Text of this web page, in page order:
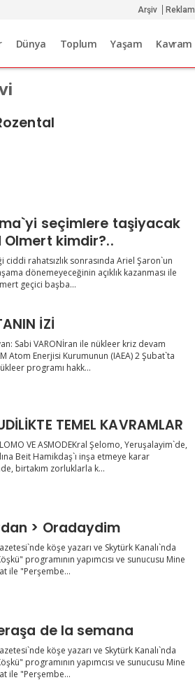
Arşiv Reklam
Dünya Toplum Yaşam Kavram
seçimlere taşiyacak
Olmert kimdir?..
ciddi rahatsızlık sonrasında Ariel Şaron`un
dönemeyeceğinin açıklık kazanması ile
geçici başba...
İZİ
Sabi VARONİran ile nükleer kriz devam
Atom Enerjisi Kurumunun (IAEA) 2 Şubat`ta
programı hakk...
TEMEL KAVRAMLAR
VE ASMODEKral Şelomo, Yeruşalayim`de,
Beit Hamikdaş`ı inşa etmeye karar
birtakım zorluklarla k...
> Oradaydim
köşe yazarı ve Skytürk Kanalı`nda
programının yapımcısı ve sunucusu Mine
ile "Perşembe...
de la semana
köşe yazarı ve Skytürk Kanalı`nda
programının yapımcısı ve sunucusu Mine
ile "Perşembe...